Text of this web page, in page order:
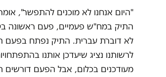
"היום אנחנו לא מוכנים להתפשר",
התיק במח"ש פעמיים, פעם ראשונה
לא דוברת עברית. התיק נפתח בפעם
לרשותנו נציג שיעדכן אותנו
מעודכנים בכלום, אבל הפעם דורשים